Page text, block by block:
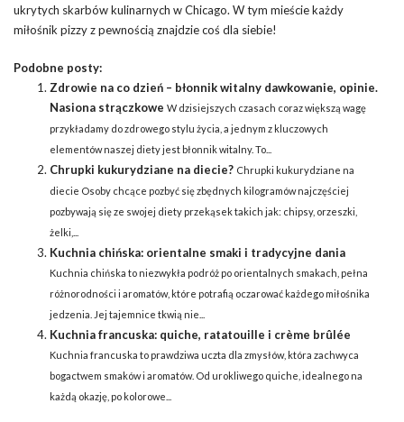
ukrytych skarbów kulinarnych w Chicago. W tym mieście każdy
miłośnik pizzy z pewnością znajdzie coś dla siebie!
Podobne posty:
Zdrowie na co dzień – błonnik witalny dawkowanie, opinie.
Nasiona strączkowe W dzisiejszych czasach coraz większą wagę
przykładamy do zdrowego stylu życia, a jednym z kluczowych
elementów naszej diety jest błonnik witalny. To...
Chrupki kukurydziane na diecie? Chrupki kukurydziane na
diecie Osoby chcące pozbyć się zbędnych kilogramów najczęściej
pozbywają się ze swojej diety przekąsek takich jak: chipsy, orzeszki,
żelki,...
Kuchnia chińska: orientalne smaki i tradycyjne dania
Kuchnia chińska to niezwykła podróż po orientalnych smakach, pełna
różnorodności i aromatów, które potrafią oczarować każdego miłośnika
jedzenia. Jej tajemnice tkwią nie...
Kuchnia francuska: quiche, ratatouille i crème brûlée
Kuchnia francuska to prawdziwa uczta dla zmysłów, która zachwyca
bogactwem smaków i aromatów. Od urokliwego quiche, idealnego na
każdą okazję, po kolorowe...